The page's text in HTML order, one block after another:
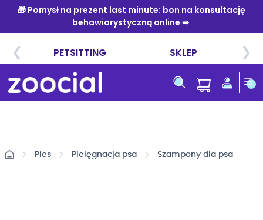
do
treści
Pies Pielęgnacja psa Szampony dla psa